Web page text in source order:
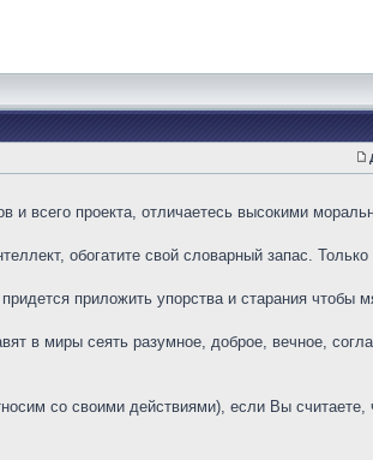
и всего проекта, отличаетесь высокими
обогатите свой словарный запас.
приложить упорства и старания чтобы
в миры сеять разумное, доброе, вечное,
со своими действиями), если Вы считаете,